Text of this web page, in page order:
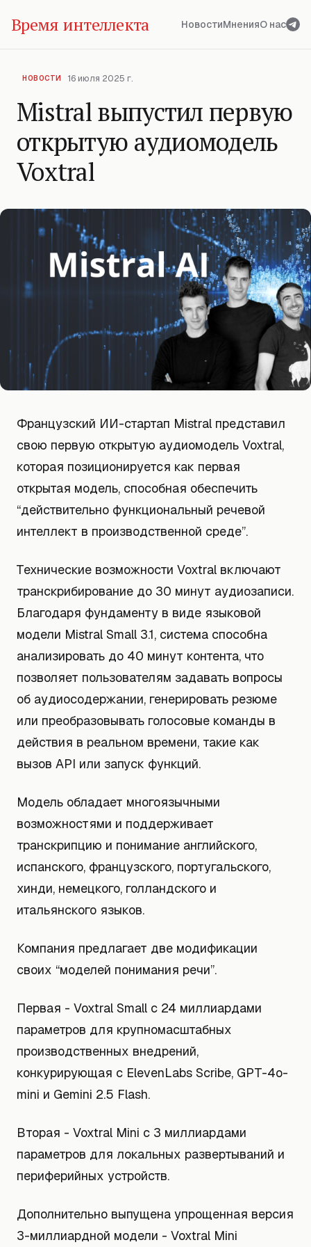
Время интеллекта НовостиМненияО нас
НОВОСТИ 16 июля 2025 г.
Mistral выпустил первую
открытую аудиомодель
Voxtral
Французский ИИ-стартап Mistral представил
свою первую открытую аудиомодель Voxtral,
которая позиционируется как первая
открытая модель, способная обеспечить
“действительно функциональный речевой
интеллект в производственной среде”.
Технические возможности Voxtral включают
транскрибирование до 30 минут аудиозаписи.
Благодаря фундаменту в виде языковой
модели Mistral Small 3.1, система способна
анализировать до 40 минут контента, что
позволяет пользователям задавать вопросы
об аудиосодержании, генерировать резюме
или преобразовывать голосовые команды в
действия в реальном времени, такие как
вызов API или запуск функций.
Модель обладает многоязычными
возможностями и поддерживает
транскрипцию и понимание английского,
испанского, французского, португальского,
хинди, немецкого, голландского и
итальянского языков.
Компания предлагает две модификации
своих “моделей понимания речи”.
Первая - Voxtral Small с 24 миллиардами
параметров для крупномасштабных
производственных внедрений,
конкурирующая с ElevenLabs Scribe, GPT-4o-
mini и Gemini 2.5 Flash.
Вторая - Voxtral Mini с 3 миллиардами
параметров для локальных развертываний и
периферийных устройств.
Дополнительно выпущена упрощенная версия
3-миллиардной модели - Voxtral Mini